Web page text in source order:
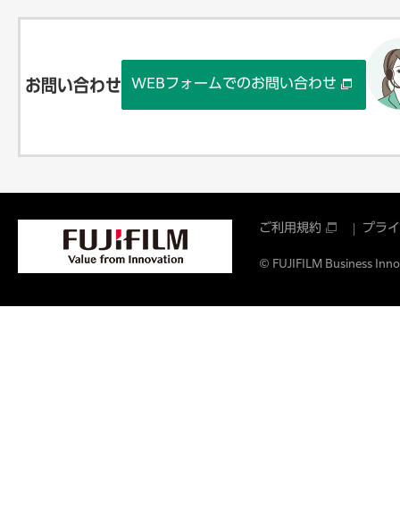
お問い合わせ WEBフォームでのお問い合わせ
ご利用規約 プラ
© FUJIFILM Business